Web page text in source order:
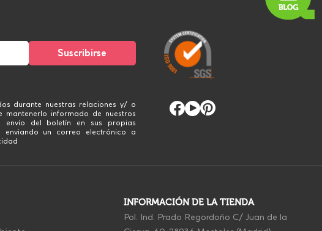
durante nuestras relaciones y/ o
mantenerlo informado de nuestros
envío del boletín en sus propias
enviando un correo electrónico a
INFORMACIÓN DE LA TIENDA
Pol. Ind. Prado Regordoño C/ Juan de la